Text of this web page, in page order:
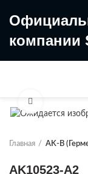
компании
Главная AK-B
AK10523-A2